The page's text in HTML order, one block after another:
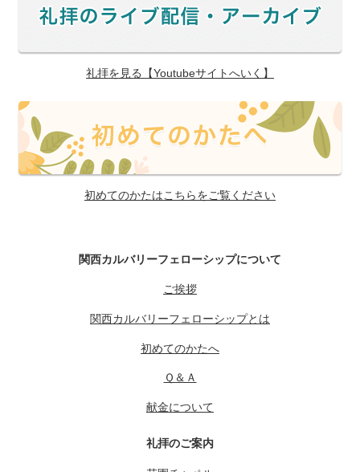
礼拝を見る【Youtubeサイトへいく】
初めてのかたはこちらをご覧ください
関西カルバリーフェローシップについて
ご挨拶
関西カルバリーフェローシップとは
初めてのかたへ
Ｑ＆Ａ
献金について
礼拝のご案内